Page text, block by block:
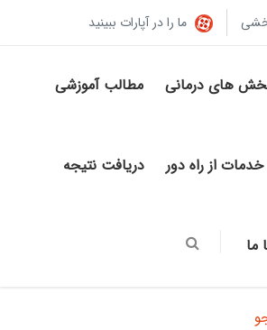
ما را در آپارات ببینید
های درمانی مطالب آموزشی
خدمات از راه دور دریافت نتیجه
ما